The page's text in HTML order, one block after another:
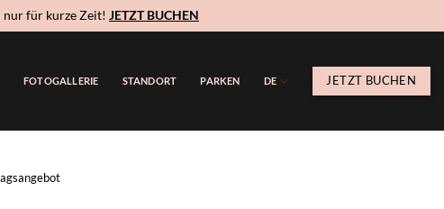
für kurze Zeit! JETZT BUCHEN
FOTOGALLERIE STANDORT PARKEN DE JETZT BUCHEN